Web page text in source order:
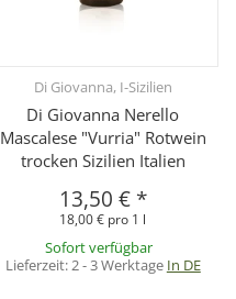
Di Giovanna, I-Sizilien
Di Giovanna Nerello
Mascalese "Vurria" Rotwein
trocken Sizilien Italien
13,50 € *
18,00 € pro 1 l
Sofort verfügbar
Lieferzeit:2 - 3 Werktage In DE